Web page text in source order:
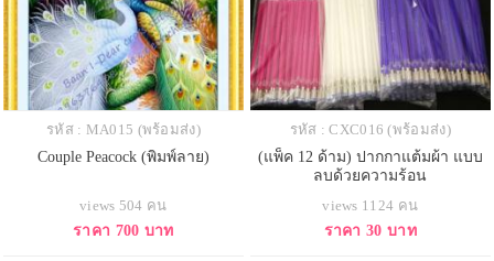
รหัส : MA015 (พร้อมส่ง)
Couple Peacock (พิมพ์ลาย)
views 504 คน
ราคา 700 บาท
รหัส : CXC016 (พร้อมส่ง)
(แพ็ค 12 ด้าม) ปากกาแต้มผ้า แบบ
ลบด้วยความร้อน
views 1124 คน
ราคา 30 บาท